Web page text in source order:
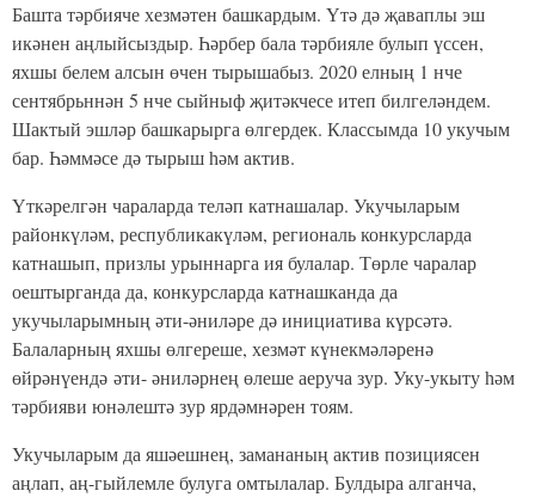
Башта тәрбияче хезмәтен башкардым. Үтә дә җаваплы эш
икәнен аңлыйсыздыр. Һәрбер бала тәрбияле булып үссен,
яхшы белем алсын өчен тырышабыз. 2020 елның 1 нче
сентябрьннән 5 нче сыйныф җитәкчесе итеп билгеләндем.
Шактый эшләр башкарырга өлгердек. Классымда 10 укучым
бар. Һәммәсе дә тырыш һәм актив.
Үткәрелгән чараларда теләп катнашалар. Укучыларым
районкүләм, республикакүләм, региональ конкурсларда
катнашып, призлы урыннарга ия булалар. Төрле чаралар
оештырганда да, конкурсларда катнашканда да
укучыларымның әти-әниләре дә инициатива күрсәтә.
Балаларның яхшы өлгереше, хезмәт күнекмәләренә
өйрәнүендә әти- әниләрнең өлеше аеруча зур. Уку-укыту һәм
тәрбияви юнәлештә зур ярдәмнәрен тоям.
Укучыларым да яшәешнең, замананың актив позициясен
аңлап, аң-гыйлемле булуга омтылалар. Булдыра алганча,